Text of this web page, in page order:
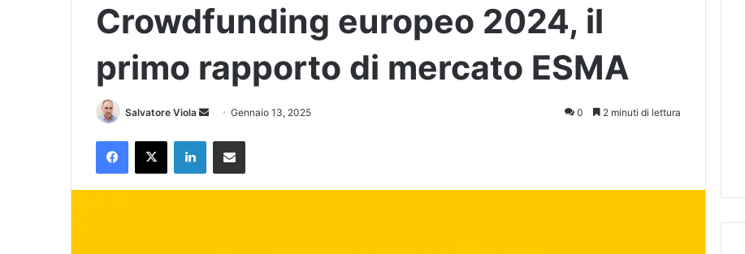
Crowdfunding europeo 2024, il
primo rapporto di mercato ESMA
Salvatore Viola
Invia Gennaio 13, 2025 0 2 minuti di lettura
Facebook
X LinkedInCondividi via Email